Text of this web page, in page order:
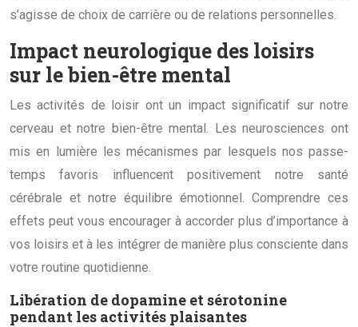
s’agisse de choix de carrière ou de relations personnelles.
Impact neurologique des loisirs
sur le bien-être mental
Les activités de loisir ont un impact significatif sur notre
cerveau et notre bien-être mental. Les neurosciences ont
mis en lumière les mécanismes par lesquels nos passe-
temps favoris influencent positivement notre santé
cérébrale et notre équilibre émotionnel. Comprendre ces
effets peut vous encourager à accorder plus d’importance à
vos loisirs et à les intégrer de manière plus consciente dans
votre routine quotidienne.
Libération de dopamine et sérotonine
pendant les activités plaisantes